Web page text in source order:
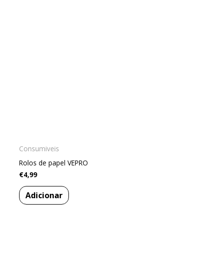
Consumiveis
Rolos de papel VEPRO
€4,99
Adicionar